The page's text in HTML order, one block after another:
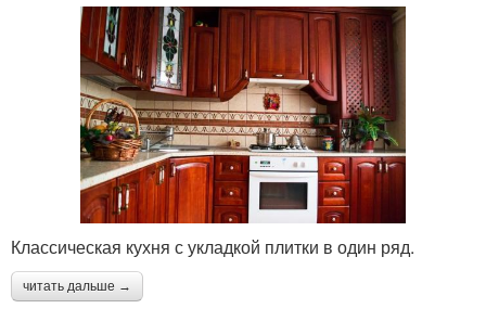
Классическая кухня с укладкой плитки в один ряд.
читать дальше →